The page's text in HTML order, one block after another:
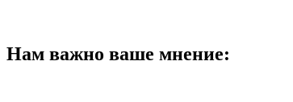
Нам важно ваше мнение: